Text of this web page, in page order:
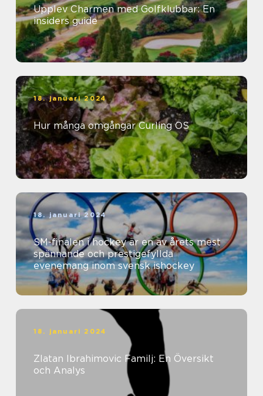
Upplev Charmen med Golfklubbar: En
insiders guide
18. januari 2024
Hur många omgångar Curling OS
18. januari 2024
SM-finalen i hockey är en av årets mest
spännande och prestigefyllda
evenemang inom svensk ishockey
18. januari 2024
Zlatan Ibrahimovic Familj: En Översikt
och Analys